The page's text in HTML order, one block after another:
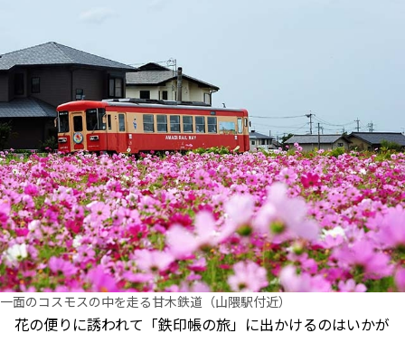
一面のコスモスの中を走る甘木鉄道（山隈駅付近）
花の便りに誘われて「鉄印帳の旅」に出かけるのはいかが